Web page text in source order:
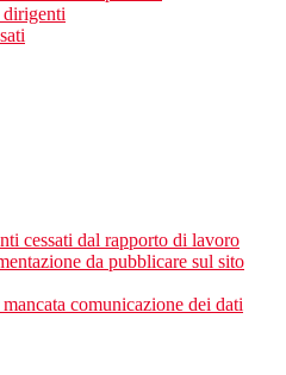
cessati dal rapporto di lavoro
da pubblicare sul sito
comunicazione dei dati